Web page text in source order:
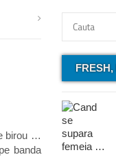
birou …
banda
FRESH,